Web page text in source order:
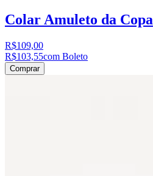
Colar Amuleto da Copa
R$109,00
R$103,55com Boleto
Comprar